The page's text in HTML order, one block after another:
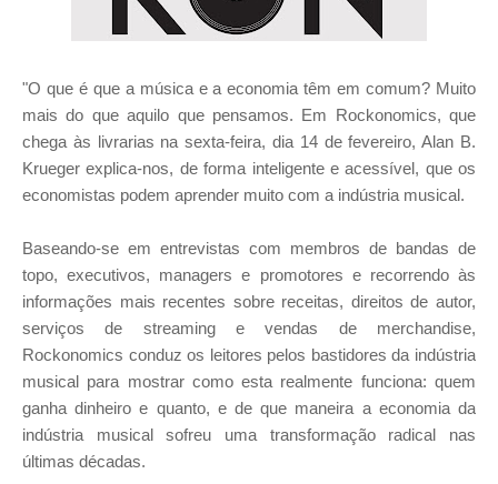
"O que é que a música e a economia têm em comum? Muito
mais do que aquilo que pensamos. Em Rockonomics, que
chega às livrarias na sexta-feira, dia 14 de fevereiro, Alan B.
Krueger explica-nos, de forma inteligente e acessível, que os
economistas podem aprender muito com a indústria musical.
Baseando-se em entrevistas com membros de bandas de
topo, executivos, managers e promotores e recorrendo às
informações mais recentes sobre receitas, direitos de autor,
serviços de streaming e vendas de merchandise,
Rockonomics conduz os leitores pelos bastidores da indústria
musical para mostrar como esta realmente funciona: quem
ganha dinheiro e quanto, e de que maneira a economia da
indústria musical sofreu uma transformação radical nas
últimas décadas.